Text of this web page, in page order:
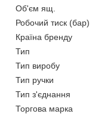
Об'єм ящ.
Робочий тиск (бар)
Країна бренду
Тип
Тип виробу
Тип ручки
Тип з'єднання
Торгова марка